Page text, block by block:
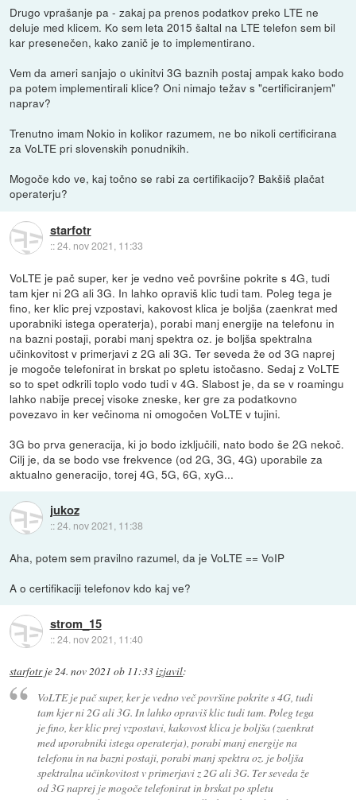
Drugo vprašanje pa - zakaj pa prenos podatkov preko LTE ne
deluje med klicem. Ko sem leta 2015 šaltal na LTE telefon sem bil
kar presenečen, kako zanič je to implementirano.
Vem da ameri sanjajo o ukinitvi 3G baznih postaj ampak kako bodo
pa potem implementirali klice? Oni nimajo težav s "certificiranjem"
naprav?
Trenutno imam Nokio in kolikor razumem, ne bo nikoli certificirana
za VoLTE pri slovenskih ponudnikih.
Mogoče kdo ve, kaj točno se rabi za certifikacijo? Bakšiš plačat
operaterju?
starfotr
::24. nov 2021, 11:33
VoLTE je pač super, ker je vedno več površine pokrite s 4G, tudi
tam kjer ni 2G ali 3G. In lahko opraviš klic tudi tam. Poleg tega je
fino, ker klic prej vzpostavi, kakovost klica je boljša (zaenkrat med
uporabniki istega operaterja), porabi manj energije na telefonu in
na bazni postaji, porabi manj spektra oz. je boljša spektralna
učinkovitost v primerjavi z 2G ali 3G. Ter seveda že od 3G naprej
je mogoče telefonirat in brskat po spletu istočasno. Sedaj z VoLTE
so to spet odkrili toplo vodo tudi v 4G. Slabost je, da se v roamingu
lahko nabije precej visoke zneske, ker gre za podatkovno
povezavo in ker večinoma ni omogočen VoLTE v tujini.
3G bo prva generacija, ki jo bodo izključili, nato bodo še 2G nekoč.
Cilj je, da se bodo vse frekvence (od 2G, 3G, 4G) uporabile za
aktualno generacijo, torej 4G, 5G, 6G, xyG...
jukoz
::24. nov 2021, 11:38
Aha, potem sem pravilno razumel, da je VoLTE == VoIP
A o certifikaciji telefonov kdo kaj ve?
strom_15
::24. nov 2021, 11:40
starfotrje 24. nov 2021 ob 11:33izjavil:
VoLTE je pač super, ker je vedno več površine pokrite s 4G, tudi
tam kjer ni 2G ali 3G. In lahko opraviš klic tudi tam. Poleg tega
je fino, ker klic prej vzpostavi, kakovost klica je boljša (zaenkrat
med uporabniki istega operaterja), porabi manj energije na
telefonu in na bazni postaji, porabi manj spektra oz. je boljša
spektralna učinkovitost v primerjavi z 2G ali 3G. Ter seveda že
od 3G naprej je mogoče telefonirat in brskat po spletu